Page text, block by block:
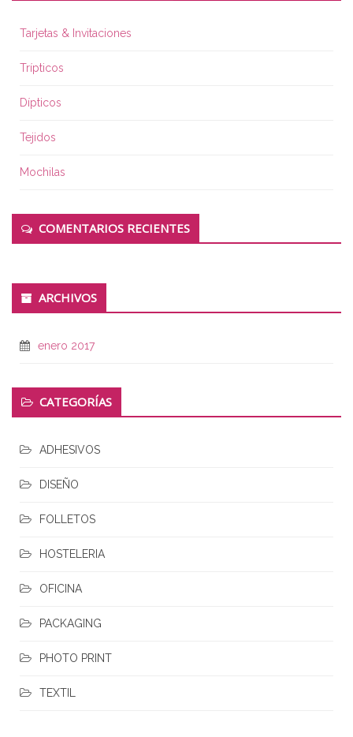
Tarjetas & Invitaciones
Trípticos
Dípticos
Tejidos
Mochilas
COMENTARIOS RECIENTES
ARCHIVOS
enero 2017
CATEGORÍAS
ADHESIVOS
DISEÑO
FOLLETOS
HOSTELERIA
OFICINA
PACKAGING
PHOTO PRINT
TEXTIL